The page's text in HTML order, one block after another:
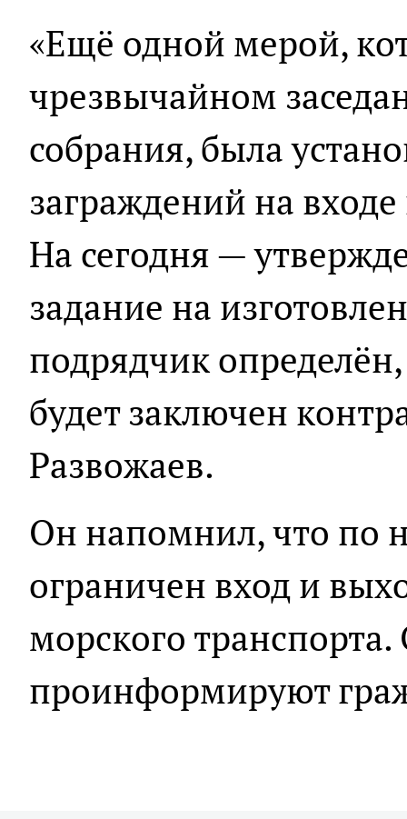
«Ещё одной мерой,
чрезвычайном
собрания, была
заграждений на
На сегодня —
задание на
подрядчик
будет заключен
Развожаев.
Он напомнил, что по
ограничен вход и
морского
проинформируют